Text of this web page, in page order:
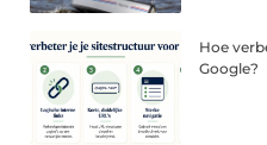
Hoe
Google?